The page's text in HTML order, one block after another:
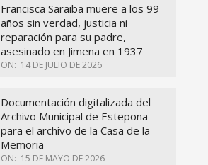
Francisca Saraiba muere a los 99
años sin verdad, justicia ni
reparación para su padre,
asesinado en Jimena en 1937
ON: 14 DE JULIO DE 2026
Documentación digitalizada del
Archivo Municipal de Estepona
para el archivo de la Casa de la
Memoria
ON: 15 DE MAYO DE 2026